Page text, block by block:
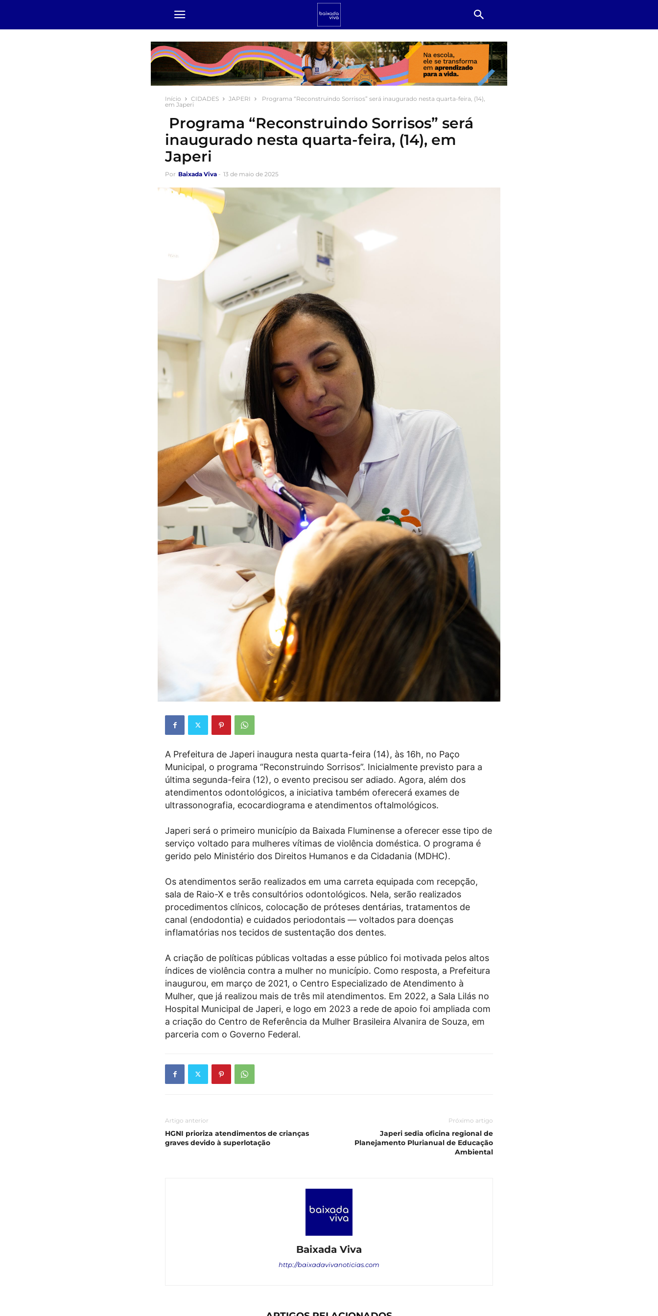
Início CIDADES JAPERI
Programa “Reconstruindo Sorrisos” será inaugurado nesta quarta-feira, (14),
em Japeri
Programa “Reconstruindo Sorrisos” será
inaugurado nesta quarta-feira, (14), em
Japeri
Por Baixada Viva - 13 de maio de 2025
A Prefeitura de Japeri inaugura nesta quarta-feira (14), às 16h, no Paço
Municipal, o programa “Reconstruindo Sorrisos”. Inicialmente previsto para a
última segunda-feira (12), o evento precisou ser adiado. Agora, além dos
atendimentos odontológicos, a iniciativa também oferecerá exames de
ultrassonografia, ecocardiograma e atendimentos oftalmológicos.
Japeri será o primeiro município da Baixada Fluminense a oferecer esse tipo de
serviço voltado para mulheres vítimas de violência doméstica. O programa é
gerido pelo Ministério dos Direitos Humanos e da Cidadania (MDHC).
Os atendimentos serão realizados em uma carreta equipada com recepção,
sala de Raio-X e três consultórios odontológicos. Nela, serão realizados
procedimentos clínicos, colocação de próteses dentárias, tratamentos de
canal (endodontia) e cuidados periodontais — voltados para doenças
inflamatórias nos tecidos de sustentação dos dentes.
A criação de políticas públicas voltadas a esse público foi motivada pelos altos
índices de violência contra a mulher no município. Como resposta, a Prefeitura
inaugurou, em março de 2021, o Centro Especializado de Atendimento à
Mulher, que já realizou mais de três mil atendimentos. Em 2022, a Sala Lilás no
Hospital Municipal de Japeri, e logo em 2023 a rede de apoio foi ampliada com
a criação do Centro de Referência da Mulher Brasileira Alvanira de Souza, em
parceria com o Governo Federal.
Artigo anterior
HGNI prioriza atendimentos de crianças
graves devido à superlotação
Próximo artigo
Japeri sedia oficina regional de
Planejamento Plurianual de Educação
Ambiental
Baixada Viva
http://baixadavivanoticias.com